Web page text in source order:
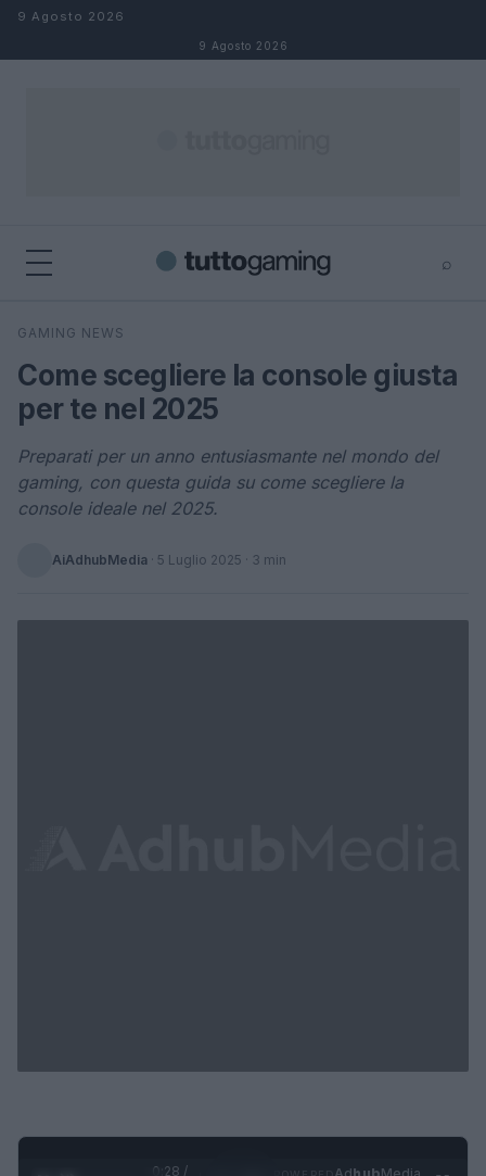
Salta al contenuto
9 Agosto 2026
9 Agosto 2026
⌕
Cerca
GAMING NEWS
Come scegliere la console giusta
per te nel 2025
Preparati per un anno entusiasmante nel mondo del
gaming, con questa guida su come scegliere la
console ideale nel 2025.
AiAdhubMedia · 5 Luglio 2025 · 3 min
0:29 /